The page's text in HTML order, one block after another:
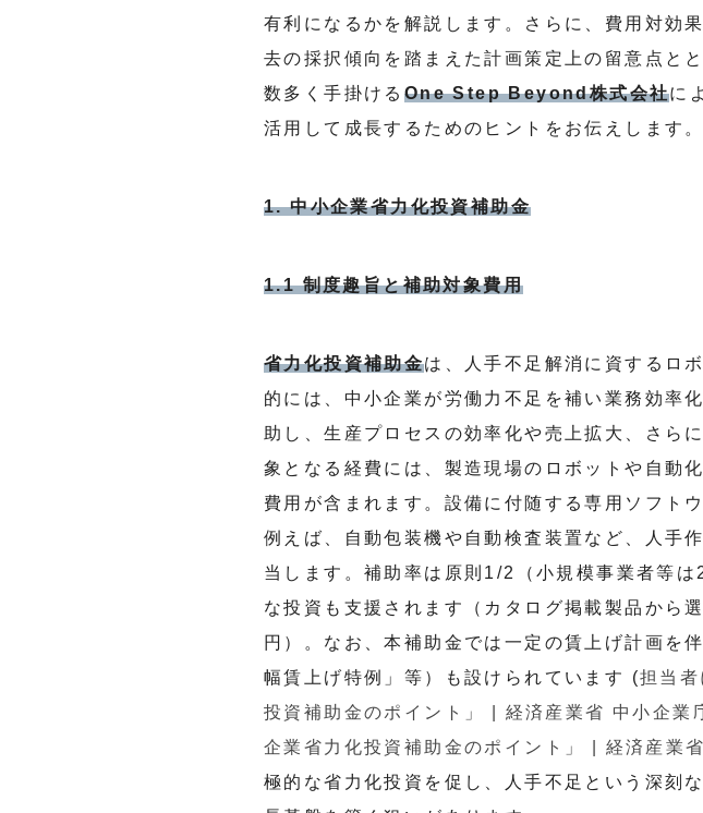
有利になるかを解説します。さらに、費用対効
去の採択傾向を踏まえた計画策定上の留意点と
数多く手掛ける One Step Beyond株式会社に
活用して成長するためのヒントをお伝えします。
1. 中小企業省力化投資補助金
1.1 制度趣旨と補助対象費用
省力化投資補助金は、人手不足解消に資するロ
的には、中小企業が労働力不足を補い業務効率
助し、生産プロセスの効率化や売上拡大、さら
象となる経費には、製造現場のロボットや自動
費用が含まれます。設備に付随する専用ソフト
例えば、自動包装機や自動検査装置など、人手
当します。補助率は原則1/2（小規模事業者等
な投資も支援されます（カタログ掲載製品から
円）。なお、本補助金では一定の賃上げ計画を
幅賃上げ特例」等）も設けられています (担当
投資補助金のポイント」 | 経済産業省 中小企業
企業省力化投資補助金のポイント」 | 経済産業
極的な省力化投資を促し、人手不足という深刻